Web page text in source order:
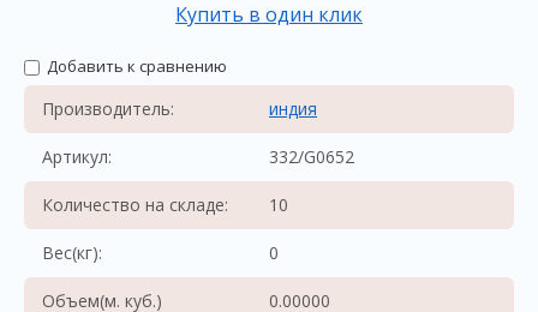
Купить в один клик
Добавить к сравнению
Производитель: индия
Артикул: 332/G0652
Количество на складе: 10
Вес(кг): 0
Объем(м. куб.) 0.00000